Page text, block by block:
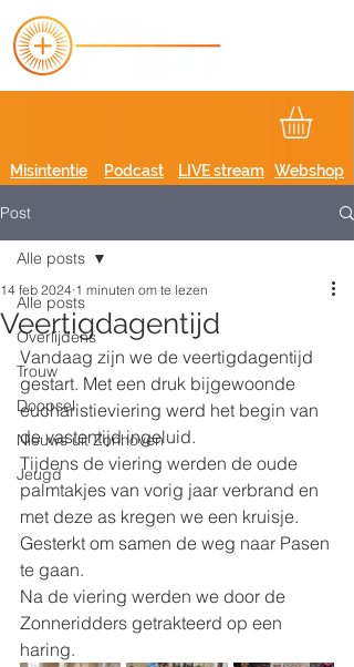
Podcast
Misintentie LIVE stream Webshop
Post
Alle posts
Overlijdens
Trouw
Doopsel
Nieuws uit Zonhoven
Jeugd
Alle posts
Veertigdagentijd
14 feb 2024 1 minuten om te lezen
Vandaag zijn we de veertigdagentijd
gestart. Met een druk bijgewoonde
eucharistieviering werd het begin van
de vastentijd ingeluid.
Tijdens de viering werden de oude
palmtakjes van vorig jaar verbrand en
met deze as kregen we een kruisje.
Gesterkt om samen de weg naar Pasen
te gaan.
Na de viering werden we door de
Zonneridders getrakteerd op een
haring.